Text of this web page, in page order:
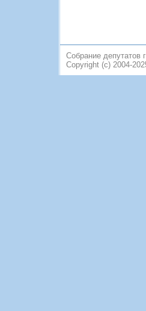
Собрание депутатов
Copyright (c) 2004-